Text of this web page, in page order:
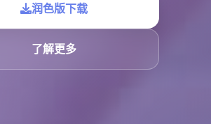
润色版下载
了解更多